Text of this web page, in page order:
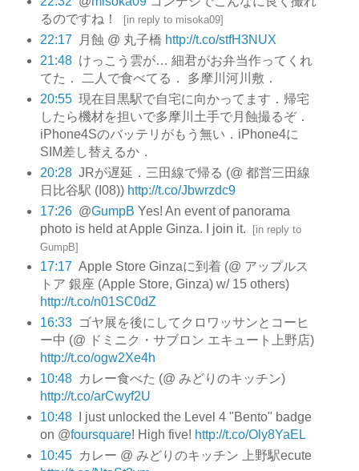
るのですね！
[in reply to misoka09]
22:17 月蝕 @ 丸子橋 http://t.co/stfH3NUX
21:48 けっこう雲が… 細君がお弁当作ってくれ
てた． 二人で食べてる． 多摩川河川敷．
20:55 現在目黒駅で自宅に向かってます．帰宅
したら機材を担いで多摩川土手で月蝕撮るぞ．
iPhone4Sのバッテリがもう無い．iPhone4に
SIM差し替えるか．
20:28 JRが遅延．三田線で帰る (@ 都営三田線
日比谷駅 (I08)) http://t.co/Jbwrzdc9
17:26 @GumpB Yes! An event of panorama
photo is held at Apple Ginza. I join it. [in reply to
GumpB]
17:17 Apple Store Ginzaに到着 (@ アップルス
トア 銀座 (Apple Store, Ginza) w/ 15 others)
http://t.co/n01SC0dZ
16:33
ゴヤ展を後にしてクロワッサンとコーヒ
ー中 (@ ドミニク・サブロン エキュート上野店)
http://t.co/ogw2Xe4h
10:48
カレー食べた (@ みどりのキッチン)
http://t.co/arCwyf2U
10:48
I just unlocked the Level 4 "Bento" badge
on @foursquare! High five! http://t.co/Oly8YaEL
10:45
カレー @ みどりのキッチン 上野駅ecute